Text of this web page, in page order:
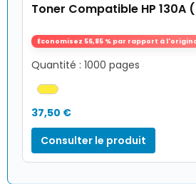
Toner Compatible HP 130A
Économisez 56,85 % par rapport à
Quantité : 1000 pages
37,50 €
Consulter le produit